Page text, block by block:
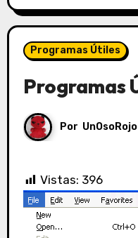
Programas Útiles
Programas
Por UnOsoRojo
Vistas: 396